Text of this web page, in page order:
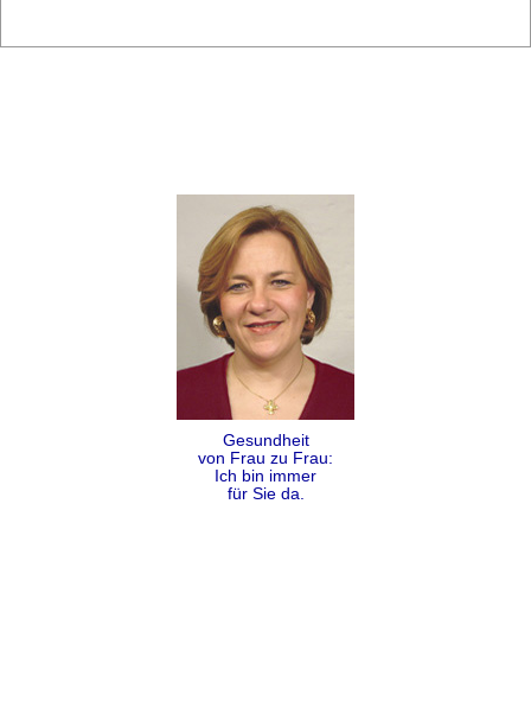
Gesundheit
von Frau zu Frau:
Ich bin immer
für Sie da.